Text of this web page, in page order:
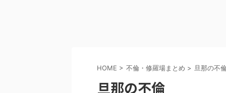
HOME > 不倫・修羅場まとめ > 旦那の不
旦那の不倫